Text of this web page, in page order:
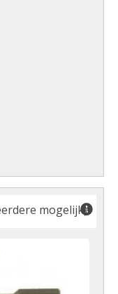
mogelijk)